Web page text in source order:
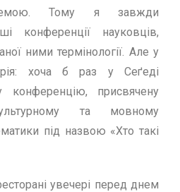
Тому я завжди
конференцiї науковцiв,
ними термiнологiї. Але у
хоча б раз у Сеґедi
конференцiю, присвячену
та мовному
пiд назвою «Хто такi
увечерi перед днем